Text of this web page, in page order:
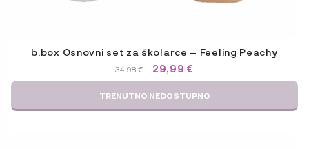
b.box Osnovni set za školarce – Feeling Peachy
34,98€
IZVORNA
CIJENA
JE:
34,98 €.
29,99€
CIJENA
29,99 €.
TRENUTNO NEDOSTUPNO